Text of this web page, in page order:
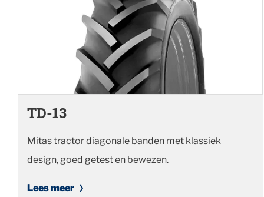
TD-13
Mitas tractor diagonale banden met klassiek
design, goed getest en bewezen.
Lees meer